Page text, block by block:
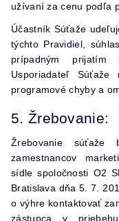
užívaní za cenu podľa
Účastník Súťaže
týchto Pravidiel,
prípadným prijatím
Usporiadateľ
programové chyby a
5. Žrebovanie:
Žrebovanie súťaže
zamestnancov
sídle spoločnosti O2
Bratislava dňa 5. 7.
o výhre kontaktovať
zástupca v